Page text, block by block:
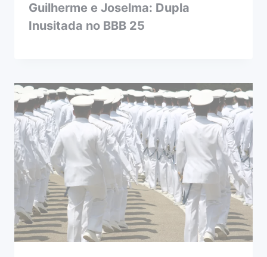
Guilherme e Joselma: Dupla
Inusitada no BBB 25